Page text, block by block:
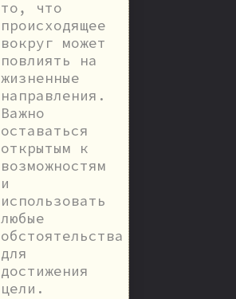
то, что
происходящее
вокруг может
повлиять на
жизненные
направления.
Важно
оставаться
открытым к
возможностям
и
использовать
любые
обстоятельства
для
достижения
цели.